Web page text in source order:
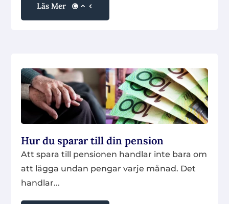
Läs Mer
Hur du sparar till din pension
Att spara till pensionen handlar inte bara om
att lägga undan pengar varje månad. Det
handlar...